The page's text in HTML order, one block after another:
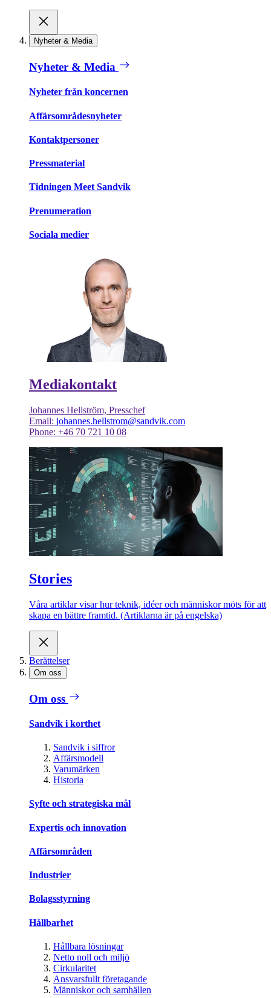
Nyheter & Media
Nyheter & Media
Nyheter från koncernen
Affärsområdesnyheter
Kontaktpersoner
Pressmaterial
Tidningen Meet Sandvik
Prenumeration
Sociala medier
Mediakontakt
Johannes Hellström, Presschef
Email: johannes.hellstrom@sandvik.com
Phone: +46 70 721 10 08
Stories
Våra artiklar visar hur teknik, idéer och människor möts för att
skapa en bättre framtid. (Artiklarna är på engelska)
Berättelser
Om oss
Om oss
Sandvik i korthet
Sandvik i siffror
Affärsmodell
Varumärken
Historia
Syfte och strategiska mål
Expertis och innovation
Affärsområden
Industrier
Bolagsstyrning
Hållbarhet
Hållbara lösningar
Netto noll och miljö
Cirkularitet
Ansvarsfullt företagande
Människor och samhällen